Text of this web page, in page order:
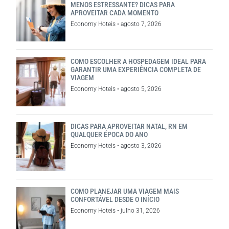
MENOS ESTRESSANTE? DICAS PARA
APROVEITAR CADA MOMENTO
Economy Hoteis agosto 7, 2026
COMO ESCOLHER A HOSPEDAGEM IDEAL PARA
GARANTIR UMA EXPERIÊNCIA COMPLETA DE
VIAGEM
Economy Hoteis agosto 5, 2026
DICAS PARA APROVEITAR NATAL, RN EM
QUALQUER ÉPOCA DO ANO
Economy Hoteis agosto 3, 2026
COMO PLANEJAR UMA VIAGEM MAIS
CONFORTÁVEL DESDE O INÍCIO
Economy Hoteis julho 31, 2026